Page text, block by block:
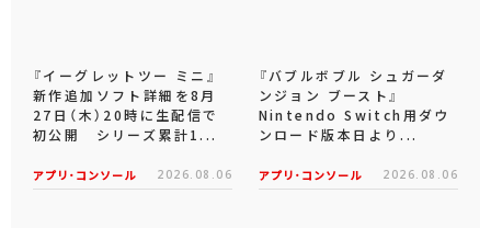
『イーグレットツー ミニ』
新作追加ソフト詳細を8月
27日（木）20時に生配信で
初公開 シリーズ累計1...
アプリ･コンソール 2026.08.06
『バブルボブル シュガーダ
ンジョン ブースト』
Nintendo Switch用ダウ
ンロード版本日より...
アプリ･コンソール 2026.08.06